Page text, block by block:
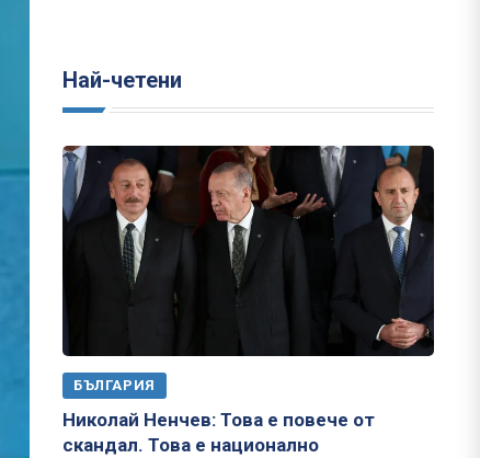
Най-четени
БЪЛГАРИЯ
Николай Ненчев: Това е повече от
скандал. Това е национално